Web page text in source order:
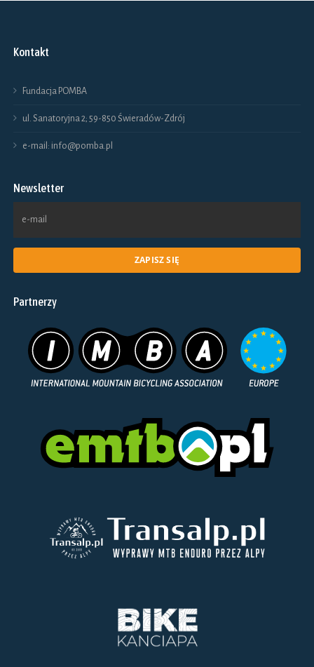
Kontakt
Fundacja POMBA
ul. Sanatoryjna 2; 59-850 Świeradów-Zdrój
e-mail: info@pomba.pl
Newsletter
Partnerzy